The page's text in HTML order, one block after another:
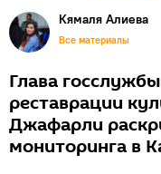
Кямаля Алиева
Все материалы
Глава
реставрации
Джафарли
мониторинга в